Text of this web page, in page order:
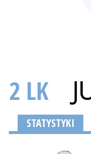
2 LK
STATYSTYKI